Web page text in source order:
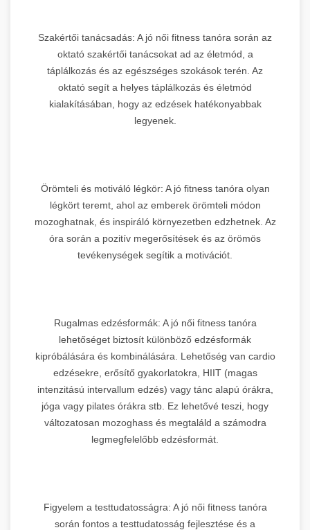
Szakértői tanácsadás: A jó női fitness tanóra során az
oktató szakértői tanácsokat ad az életmód, a
táplálkozás és az egészséges szokások terén. Az
oktató segít a helyes táplálkozás és életmód
kialakításában, hogy az edzések hatékonyabbak
legyenek.
Örömteli és motiváló légkör: A jó fitness tanóra olyan
légkört teremt, ahol az emberek örömteli módon
mozoghatnak, és inspiráló környezetben edzhetnek. Az
óra során a pozitív megerősítések és az örömös
tevékenységek segítik a motivációt.
Rugalmas edzésformák: A jó női fitness tanóra
lehetőséget biztosít különböző edzésformák
kipróbálására és kombinálására. Lehetőség van cardio
edzésekre, erősítő gyakorlatokra, HIIT (magas
intenzitású intervallum edzés) vagy tánc alapú órákra,
jóga vagy pilates órákra stb. Ez lehetővé teszi, hogy
változatosan mozoghass és megtaláld a számodra
legmegfelelőbb edzésformát.
Figyelem a testtudatosságra: A jó női fitness tanóra
során fontos a testtudatosság fejlesztése és a